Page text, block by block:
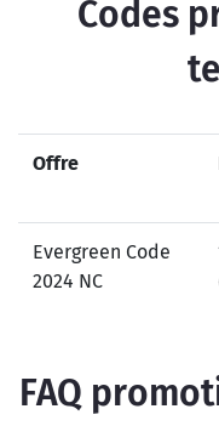
Codes
Offre
Evergreen Code
2024 NC
FAQ